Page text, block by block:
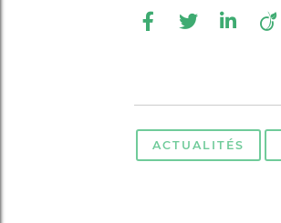
ACTUALITÉS